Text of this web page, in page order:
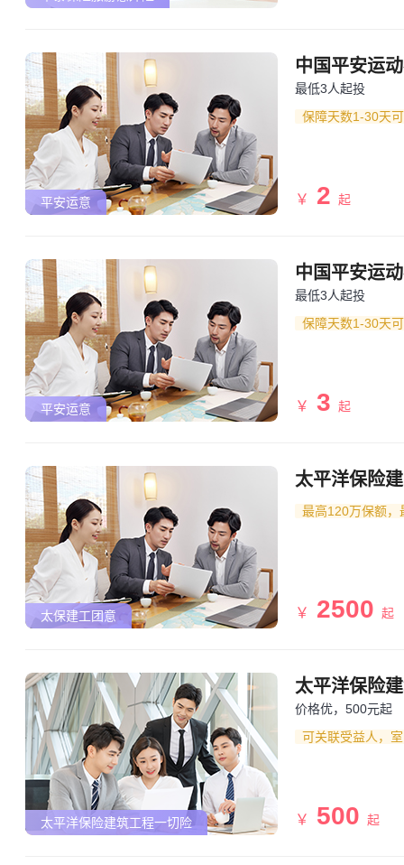
平安运意
中国平安运
最低3人起投
保障天数1-30天
￥ 2 起
平安运意
中国平安运
最低3人起投
保障天数1-30天
￥ 3 起
太保建工团意
太平洋保险
最高120万保额，
￥ 2500 起
太平洋保险建筑工程一切险
太平洋保险
价格优，500元起
可关联受益人，
￥ 500 起